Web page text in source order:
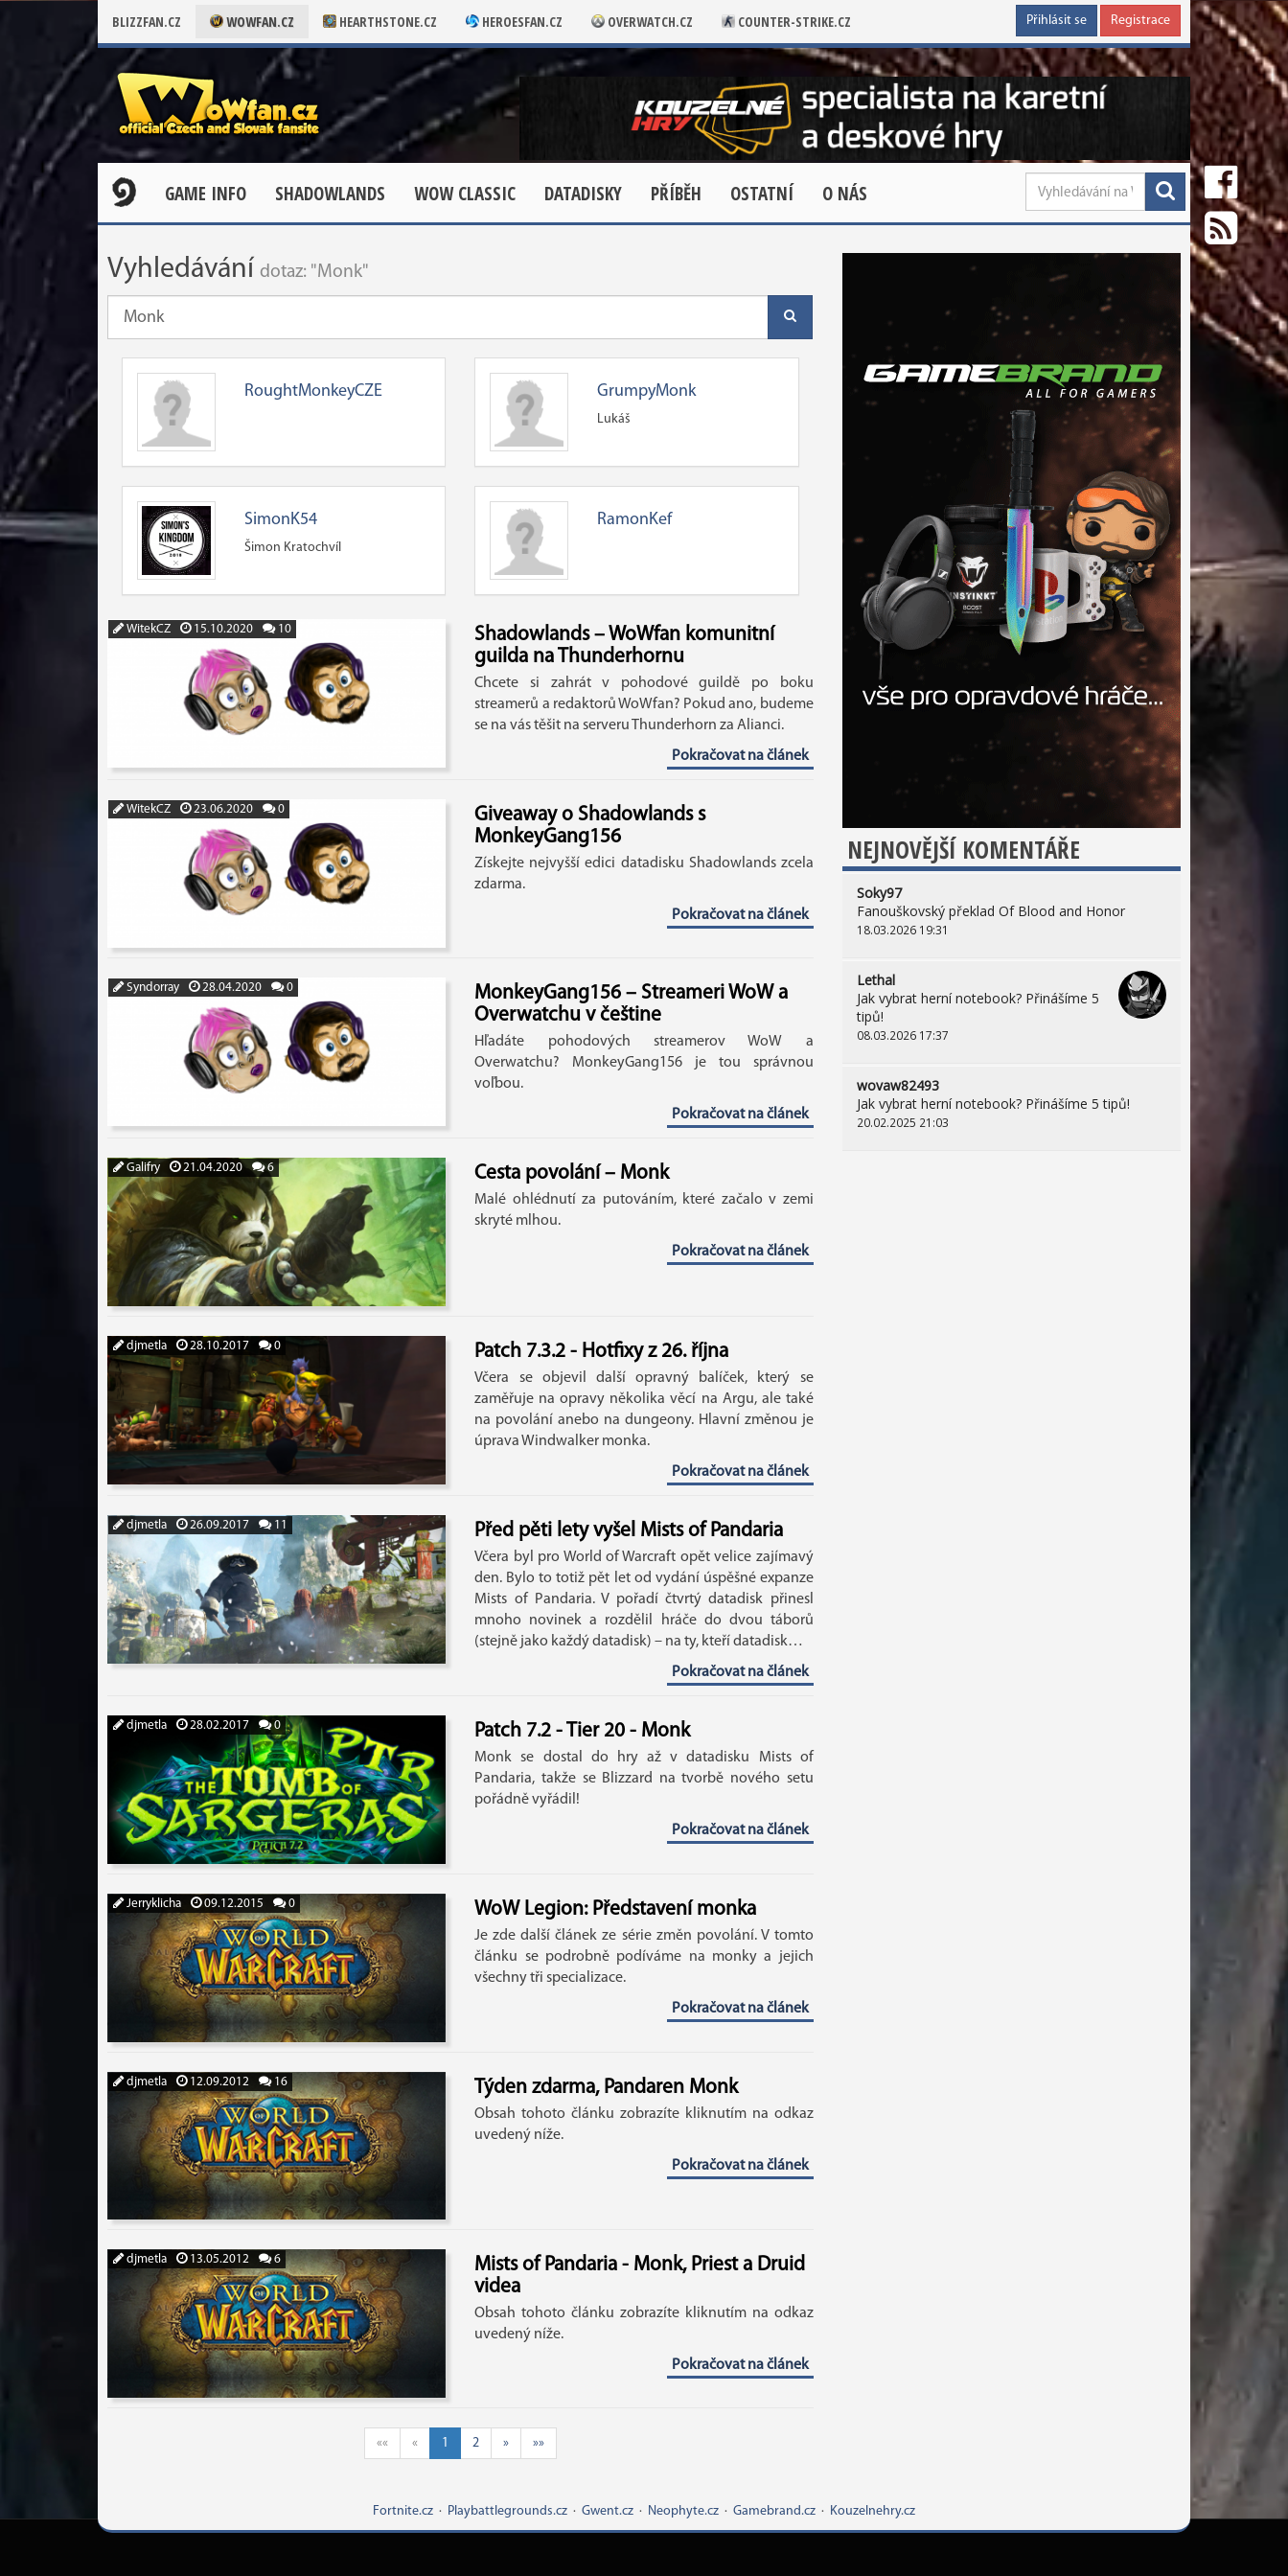
BLIZZFAN.CZ WOWFAN.CZ HEARTHSTONE.CZ HEROESFAN.CZ OVERWATCH.CZ COUNTER-STRIKE.CZ Přihlásit se Registrace
GAME INFO SHADOWLANDS WOW CLASSIC DATADISKY PŘÍBĚH OSTATNÍ O NÁS
Vyhledávání dotaz: "Monk"
RoughtMonkeyCZE GrumpyMonk
Lukáš
SimonK54
Šimon Kratochvíl
RamonKef
WitekCZ 15.10.2020 10
Shadowlands – WoWfan komunitní
guilda na Thunderhornu
Chcete si zahrát v pohodové guildě po boku
streamerů a redaktorů WoWfan? Pokud ano, budeme
se na vás těšit na serveru Thunderhorn za Alianci.
Pokračovat na článek
WitekCZ 23.06.2020 0
Giveaway o Shadowlands s
MonkeyGang156
Získejte nejvyšší edici datadisku Shadowlands zcela
zdarma.
Pokračovat na článek
Syndorray 28.04.2020 0
MonkeyGang156 – Streameri WoW a
Overwatchu v češtine
Hľadáte pohodových streamerov WoW a
Overwatchu? MonkeyGang156 je tou správnou
voľbou.
Pokračovat na článek
Galifry 21.04.2020 6 Cesta povolání – Monk
Malé ohlédnutí za putováním, které začalo v zemi
skryté mlhou.
Pokračovat na článek
djmetla 28.10.2017 0 Patch 7.3.2 - Hotfixy z 26. října
Včera se objevil další opravný balíček, který se
zaměřuje na opravy několika věcí na Argu, ale také
na povolání anebo na dungeony. Hlavní změnou je
úprava Windwalker monka.
Pokračovat na článek
djmetla 26.09.2017 11 Před pěti lety vyšel Mists of Pandaria
Včera byl pro World of Warcraft opět velice zajímavý
den. Bylo to totiž pět let od vydání úspěšné expanze
Mists of Pandaria. V pořadí čtvrtý datadisk přinesl
mnoho novinek a rozdělil hráče do dvou táborů
(stejně jako každý datadisk) – na ty, kteří datadisk…
Pokračovat na článek
djmetla 28.02.2017 0 Patch 7.2 - Tier 20 - Monk
Monk se dostal do hry až v datadisku Mists of
Pandaria, takže se Blizzard na tvorbě nového setu
pořádně vyřádil!
Pokračovat na článek
Jerryklicha 09.12.2015 0 WoW Legion: Představení monka
Je zde další článek ze série změn povolání. V tomto
článku se podrobně podíváme na monky a jejich
všechny tři specializace.
Pokračovat na článek
djmetla 12.09.2012 16 Týden zdarma, Pandaren Monk
Obsah tohoto článku zobrazíte kliknutím na odkaz
uvedený níže.
Pokračovat na článek
djmetla 13.05.2012 6
Mists of Pandaria - Monk, Priest a Druid
videa
Obsah tohoto článku zobrazíte kliknutím na odkaz
uvedený níže.
Pokračovat na článek
«« « 1 2 » »»
NEJNOVĚJŠÍ KOMENTÁŘE
Soky97
Fanouškovský překlad Of Blood and Honor
18.03.2026 19:31
Lethal
Jak vybrat herní notebook? Přinášíme 5
tipů!
08.03.2026 17:37
wovaw82493
Jak vybrat herní notebook? Přinášíme 5 tipů!
20.02.2025 21:03
Fortnite.cz · Playbattlegrounds.cz · Gwent.cz · Neophyte.cz · Gamebrand.cz · Kouzelnehry.cz